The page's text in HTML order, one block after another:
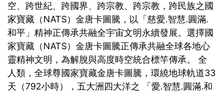
空、跨世紀、跨國界、跨宗教、跨宗教，跨民族之國
家寶藏（NATS）金唐卡圖騰，以「慈愛.智慧.圓滿.
和平」精神正傳承共融全宇宙文明永續發展。選擇國
家寶藏（NATS）金唐卡圖騰正傳承共融全球各地心
靈精神文明，為解脫與高度時空統合標竿傳承。 全
人類，全球尊國家寶藏金唐卡圖騰，環繞地球軌道33
天（792小時），五大洲四大洋之 「愛.智慧.圓滿.和